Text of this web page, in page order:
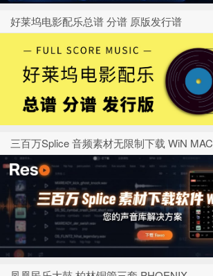
好莱坞电影配乐总谱 分谱 原版发行谱
三百万Splice 音频素材无限制下载 WiN MAC